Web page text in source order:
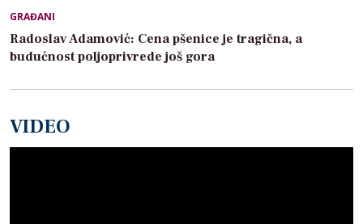
GRAĐANI
Radoslav Adamović: Cena pšenice je tragična, a
budućnost poljoprivrede još gora
VIDEO